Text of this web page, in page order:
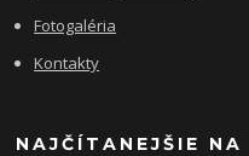
Fotogaléria
Kontakty
NAJČÍTANEJŠIE NA